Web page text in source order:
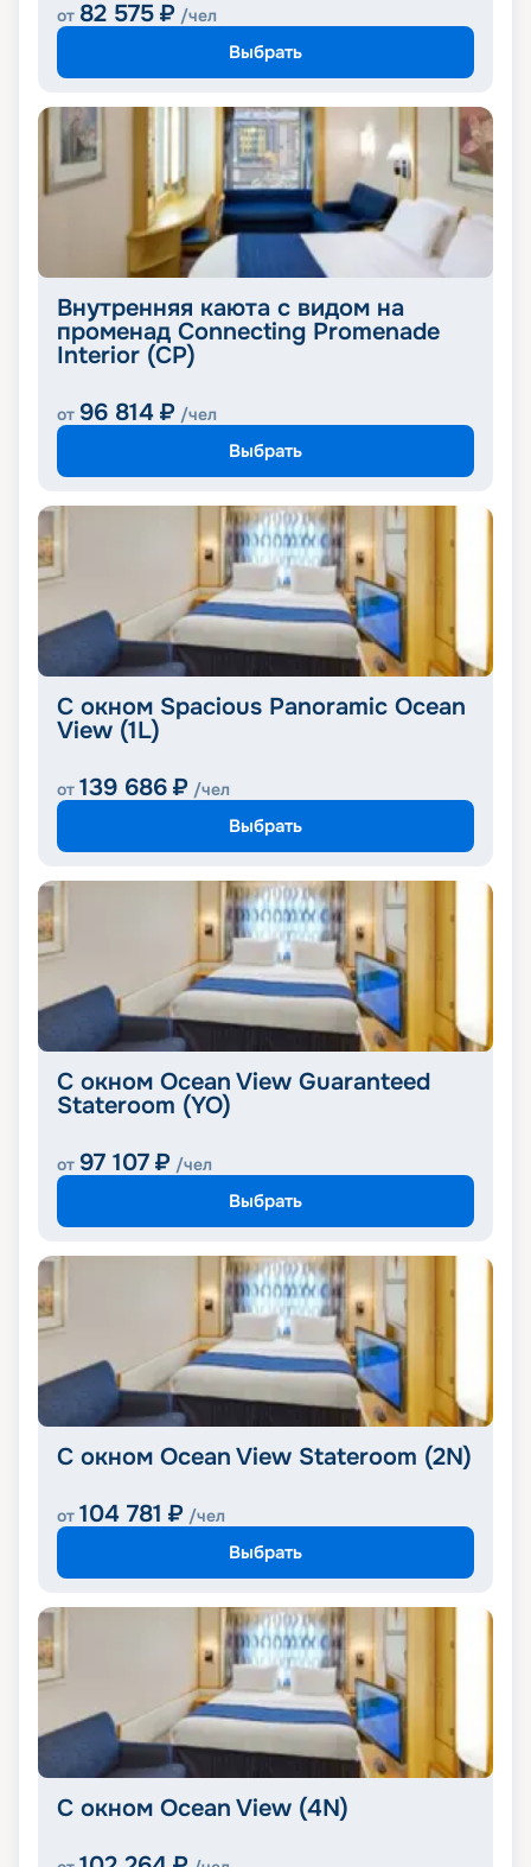
от 82 575 ₽ /чел
Выбрать
Внутренняя каюта с видом на
променад Connecting Promenade
Interior (CP)
от 96 814 ₽ /чел
Выбрать
С окном Spacious Panoramic Ocean
View (1L)
от 139 686 ₽ /чел
Выбрать
С окном Ocean View Guaranteed
Stateroom (YO)
от 97 107 ₽ /чел
Выбрать
С окном Ocean View Stateroom (2N)
от 104 781 ₽ /чел
Выбрать
С окном Ocean View (4N)